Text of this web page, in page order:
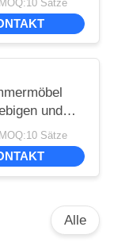
Sätze
und
Sätze
Alle